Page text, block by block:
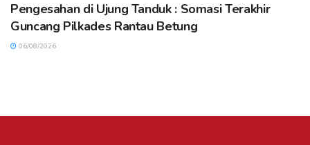
Pengesahan di Ujung Tanduk : Somasi Terakhir
Guncang Pilkades Rantau Betung
06/08/2026